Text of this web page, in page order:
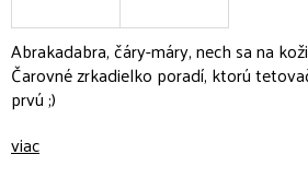
Abrakadabra, čáry-máry, nech sa na
Čarovné zrkadielko poradí, ktorú
prvú ;)
viac